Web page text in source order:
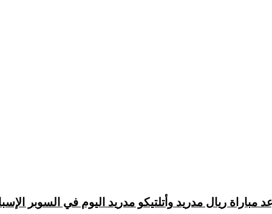
مباراة ريال مدريد وأتلتيكو مدريد اليوم في السوبر الإسباني 2026 والقنوات